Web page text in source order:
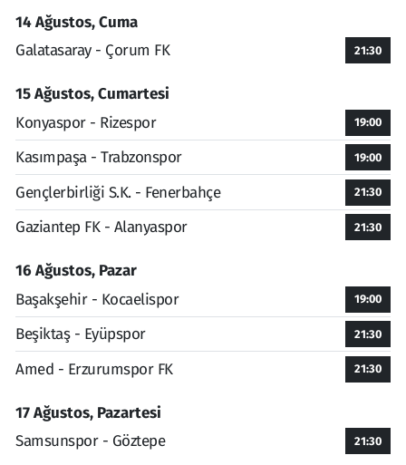
14 Ağustos, Cuma
Galatasaray - Çorum FK
21:30
15 Ağustos, Cumartesi
Konyaspor - Rizespor
19:00
Kasımpaşa - Trabzonspor 19:00
Gençlerbirliği S.K. - Fenerbahçe 21:30
Gaziantep FK - Alanyaspor 21:30
16 Ağustos, Pazar
Başakşehir - Kocaelispor
19:00
Beşiktaş - Eyüpspor 21:30
Amed - Erzurumspor FK 21:30
17 Ağustos, Pazartesi
Samsunspor - Göztepe
21:30